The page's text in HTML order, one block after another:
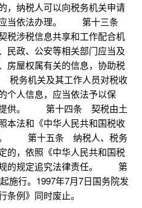
，纳税人可以向税务机关申请
应当依法办理。 第十三条
税涉税信息共享和工作配合机
民政、公安等相关部门应当及
房屋权属有关的信息，协助税
务机关及其工作人员对税收
个人信息，应当依法予以保
提供。 第十四条 契税由土
本法和《中华人民共和国税收
。 第十五条 纳税人、税务
的，依照《中华人民共和国税
规的规定追究法律责任。 第
施行。1997年7月7日国务院发
例》同时废止。